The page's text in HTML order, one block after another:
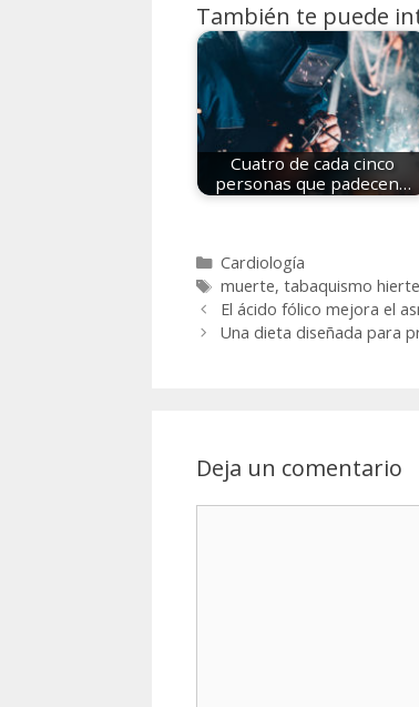
También te puede
Cuatro de cada cinco
personas que padecen…
Categorías
Cardiología
Etiquetas
muerte, tabaquismo
El ácido fólico mejora el
Una dieta diseñada para
Deja un comentario